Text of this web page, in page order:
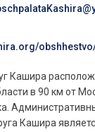
Кашира
в 90 км от
Кашира